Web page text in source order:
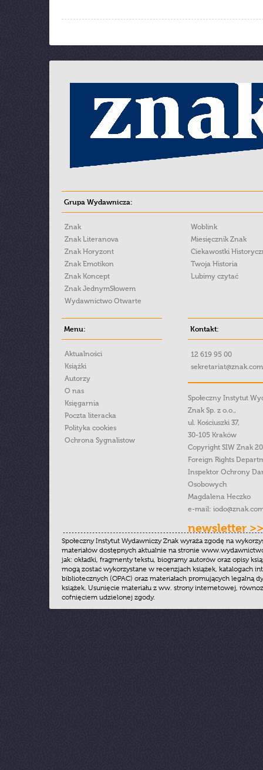
Grupa Wydawnicza:
Znak
Znak Literanova
Znak Horyzont
Znak Emotikon
Znak Koncept
Znak JednymSłowem
Wydawnictwo Otwarte
Woblink
Miesięcznik Znak
Ciekawostki
Twoja Historia
Lubimy czytać
Menu:
Aktualności
Książki
Autorzy
O nas
Księgarnia
Poczta literacka
Polityka cookies
Ochrona Sygnalistow
Kontakt:
12 619 95 00
Społeczny Instytut
Znak Sp. z o.o.,
ul. Kościuszki 37,
30-105 Kraków
Copyright SIW Znak
Foreign Rights
Inspektor Ochrony
Osobowych
Magdalena Heczko
e-mail:
newsletter >>
Społeczny Instytut Wydawniczy Znak wyraża zgodę na
materiałów dostępnych aktualnie na stronie
jak: okładki, fragmenty tekstu, biogramy autorów oraz opisy
mogą zostać wykorzystane w recenzjach książek, katalogach
bibliotecznych (OPAC) oraz materiałach promujących legalną
książek. Usunięcie materiału z ww. strony internetowej,
cofnięciem udzielonej zgody.